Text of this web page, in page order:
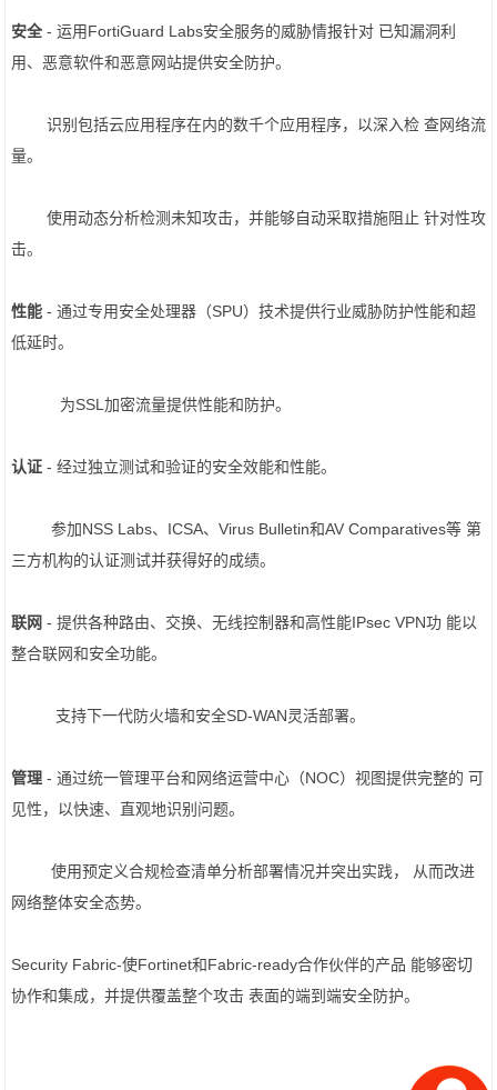
安全- 运用FortiGuard Labs安全服务的威胁情报针对 已知漏洞利
用、恶意软件和恶意网站提供安全防护。
识别包括云应用程序在内的数千个应用程序，以深入检 查网络流
量。
使用动态分析检测未知攻击，并能够自动采取措施阻止 针对性攻
击。
性能- 通过专用安全处理器（SPU）技术提供行业威胁防护性能和超
低延时。
为SSL加密流量提供性能和防护。
认证- 经过独立测试和验证的安全效能和性能。
参加NSS Labs、ICSA、Virus Bulletin和AV Comparatives等 第
三方机构的认证测试并获得好的成绩。
联网- 提供各种路由、交换、无线控制器和高性能IPsec VPN功 能以
整合联网和安全功能。
支持下一代防火墙和安全SD-WAN灵活部署。
管理- 通过统一管理平台和网络运营中心（NOC）视图提供完整的 可
见性，以快速、直观地识别问题。
使用预定义合规检查清单分析部署情况并突出实践， 从而改进
网络整体安全态势。
Security Fabric-使Fortinet和Fabric-ready合作伙伴的产品 能够密切
协作和集成，并提供覆盖整个攻击 表面的端到端安全防护。